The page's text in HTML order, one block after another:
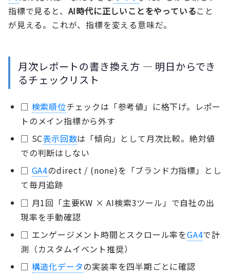
指標で見ると、 AI時代に正しいことをやっていること
が見える。これが、指標を変える意味だ。
月次レポートの書き換え方 — 明日からでき
るチェックリスト
□ 検索順位チェックは「参考値」に格下げ。レポー
トのメイン指標から外す
□ SC表示回数は「傾向」として月次比較。絶対値
での判断はしない
□ GA4のdirect / (none)を「ブランド力指標」とし
て毎月追跡
□ 月1回「主要KW × AI検索3ツール」で自社の出
現率を手動確認
□ エンゲージメント時間とスクロール率をGA4で計
測（カスタムイベント推奨）
□ 構造化データの実装率を四半期ごとに確認